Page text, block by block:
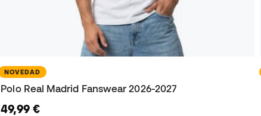
NOVEDAD
Polo Real Madrid Fanswear 2026-2027
49,99 €